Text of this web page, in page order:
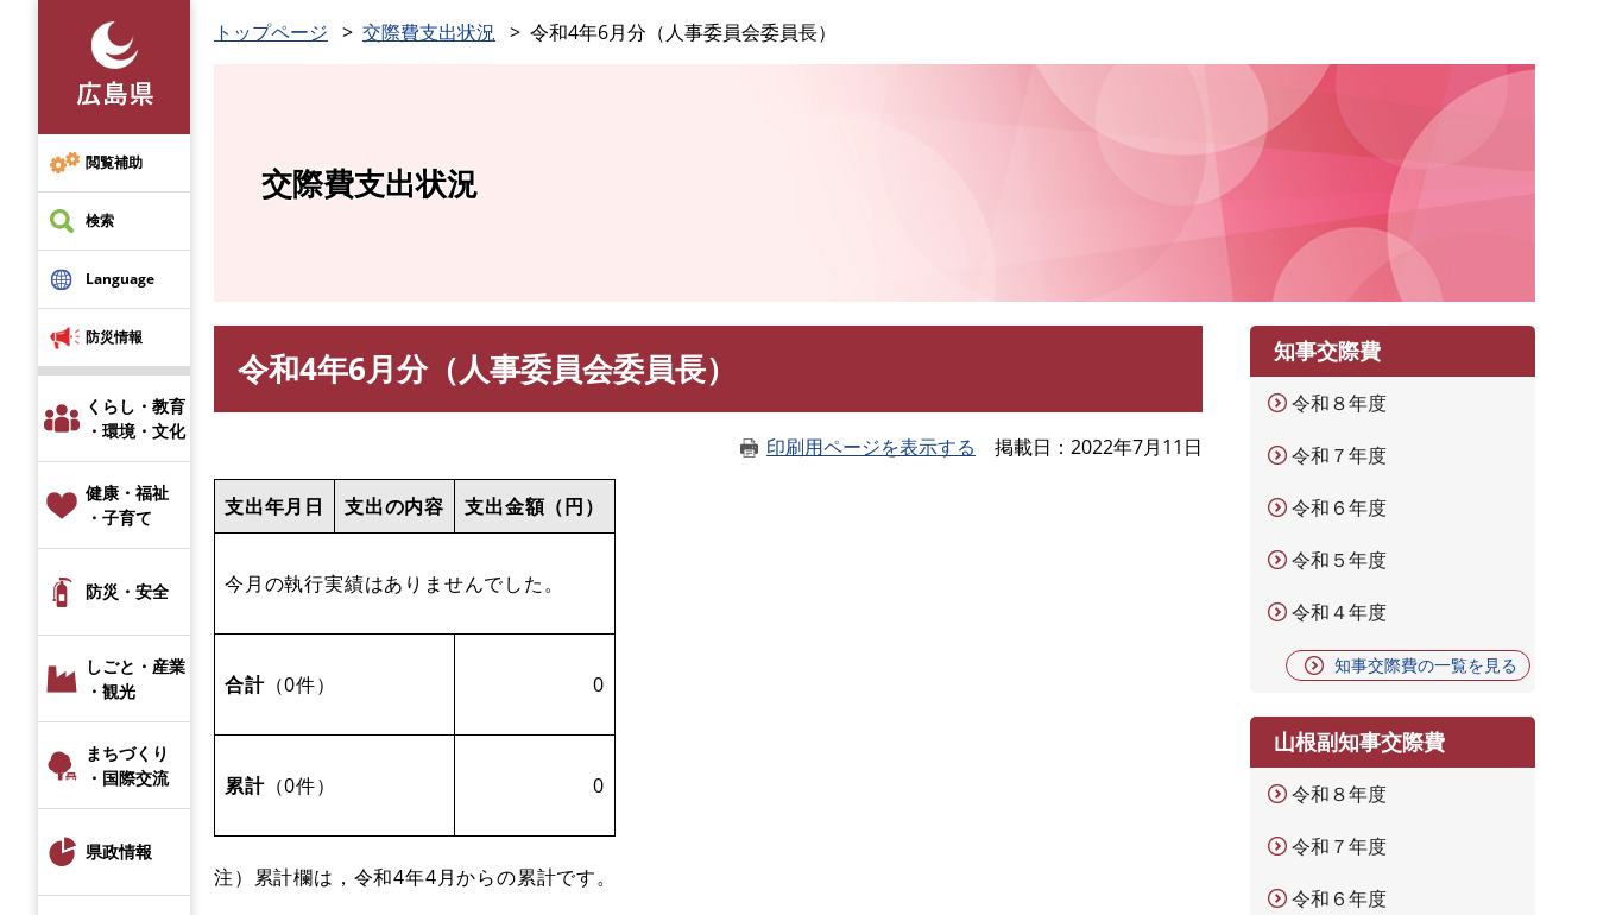
先
頭
で
す
閲覧補助
検索
Language
防災情報
くらし・教育
・環境・文化
健康・福祉
・子育て
防災・安全
しごと・産業
・観光
まちづくり
・国際交流
県政情報
トップページ 交際費支出状況 令和4年6月分（人事委員会委員長）
交際費支出状況
令和4年6月分（人事委員会委員長）
印刷用ページを表示する 掲載日 2022年7月11日
支出年月日 支出の内容 支出金額（円）
今月の執行実績はありませんでした。
合計（0件） 0
累計（0件） 0
注）累計欄は，令和4年4月からの累計です。
知事交際費
令和８年度
令和７年度
令和６年度
令和５年度
令和４年度
知事交際費の一覧を見る
山根副知事交際費
令和８年度
令和７年度
令和６年度